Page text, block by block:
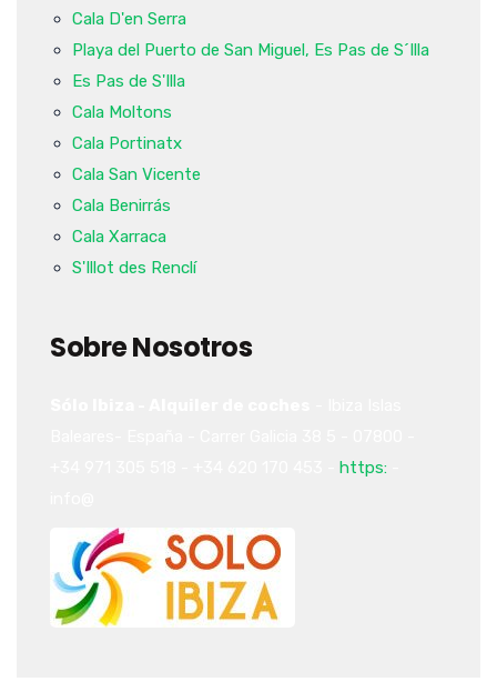
Cala D'en Serra
Playa del Puerto de San Miguel, Es Pas de S´Illa
Es Pas de S'Illa
Cala Moltons
Cala Portinatx
Cala San Vicente
Cala Benirrás
Cala Xarraca
S'Illot des Renclí
Sobre Nosotros
https: